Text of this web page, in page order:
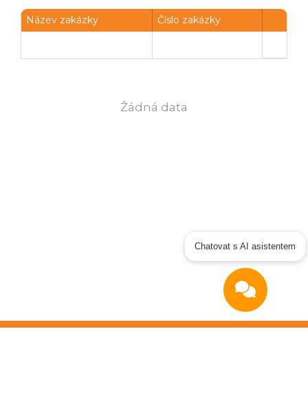
Název zakázky Číslo zakázky
Žádná data
Chatovat s AI asistentem